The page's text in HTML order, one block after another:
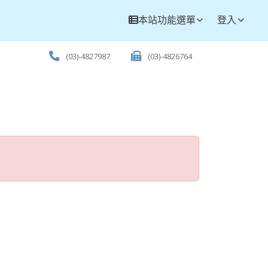
本站功能選單 登入
(03)-4827987 (03)-4826764